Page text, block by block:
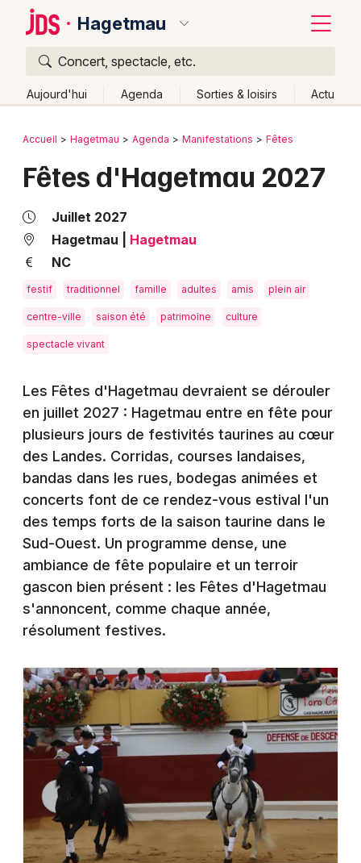
Hagetmau
Concert, spectacle, etc.
Aujourd'hui Agenda Sorties & loisirs Actu
Publier un événement
Grands événements
Manifestations
Spectacles
Concerts
Sports
Soirées
Sorties famille
Expos
Sorties & loisirs
Fêtes en Aquitaine
Fêtes en Nouvelle-Aquitaine
Newsletter des sorties
Artistes en tournée
Bordeaux
Lille
Lyon
Nantes
Nice
Strasbourg
Toutes les villes
Retour
Accueil Hagetmau Agenda Manifestations Fêtes
Fêtes d'Hagetmau 2027
Juillet 2027
Hagetmau
Hagetmau
NC
festif traditionnel famille adultes amis plein air
centre-ville saison été patrimoine culture
spectacle vivant
Les Fêtes d'Hagetmau devraient se dérouler
en juillet 2027 : Hagetmau entre en fête pour
plusieurs jours de festivités taurines au cœur
des Landes. Corridas, courses landaises,
bandas dans les rues, bodegas animées et
concerts font de ce rendez-vous estival l'un
des temps forts de la saison taurine dans le
Sud-Ouest. Un programme dense, une
ambiance de fête populaire et un terroir
gascon bien présent : les Fêtes d'Hagetmau
s'annoncent, comme chaque année,
résolument festives.
Quoi ?
Où ?
Partout
Près de moi Changer de lieu
Quand ?
Aujourd'hui
Demain Ce week-end